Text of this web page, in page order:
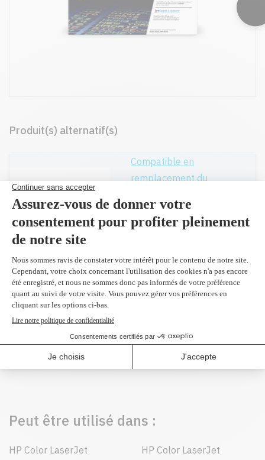
Produit(s) alternatif(s)
Compatible en
remplacement du
noir 13,000 pages
289,99 $
(2 et plus
Réusiné supérieur en
remplacement du
299,99 $ (2 et plus
Peut être utilisé dans :
HP Color LaserJet
HP Color LaserJet